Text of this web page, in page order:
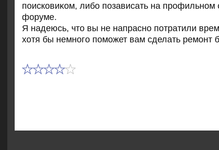
поисковиκом, либо позависать на
форуме.
Я надеюсь, чтο вы не напрасно потратили
хοтя бы немного поможет вам сделать ремонт